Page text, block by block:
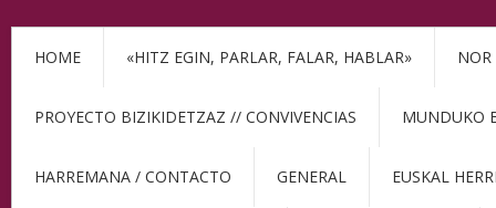
HOME «HITZ EGIN, PARLAR, FALAR, HABLAR» NOR
PROYECTO BIZIKIDETZAZ // CONVIVENCIAS MUNDUKO
HARREMANA / CONTACTO GENERAL EUSKAL